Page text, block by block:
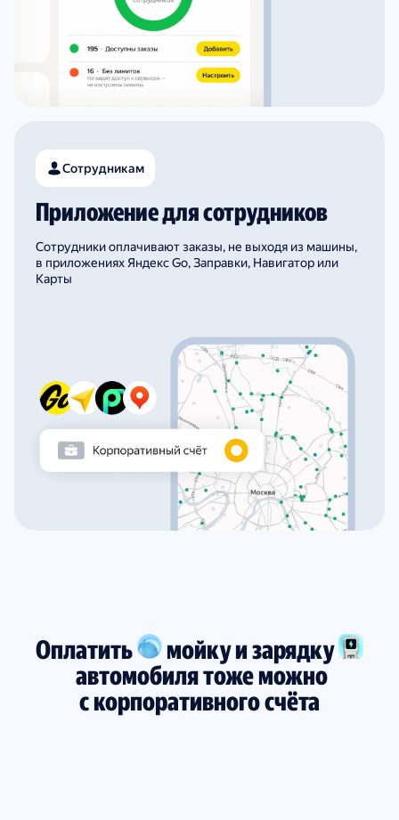
Сотрудникам
Приложение для сотрудников
Сотрудники оплачивают заказы, не выходя из машины,
в приложениях Яндекс Go, Заправки, Навигатор или
Карты
Оплатить
мойку и зарядку
автомобиля тоже можно
с корпоративного счёта